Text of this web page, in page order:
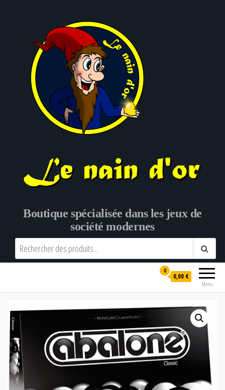
Boutique spécialisée dans les jeux de
société modernes
Menu
0
0,00 €